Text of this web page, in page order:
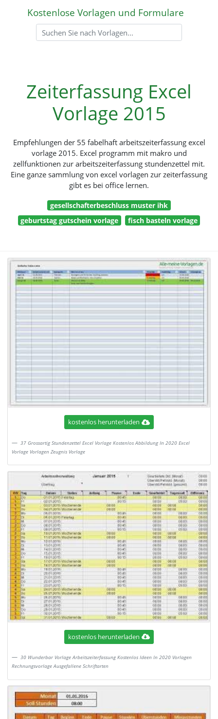
Kostenlose Vorlagen und Formulare
Zeiterfassung Excel
Vorlage 2015
Empfehlungen der 55 fabelhaft arbeitszeiterfassung excel
vorlage 2015. Excel programm mit makro und
zellfunktionen zur arbeitszeiterfassung stundenzettel mit.
Eine ganze sammlung von excel vorlagen zur zeiterfassung
gibt es bei office lernen.
gesellschafterbeschluss muster ihk
geburtstag gutschein vorlage
fisch basteln vorlage
kostenlos herunterladen
37 Grossartig Stundenzettel Excel Vorlage Kostenlos Abbildung In 2020 Excel
Vorlage Vorlagen Zeugnis Vorlage
kostenlos herunterladen
30 Wunderbar Vorlage Arbeitszeiterfassung Kostenlos Ideen In 2020 Vorlagen
Rechnungsvorlage Ausgefallene Schriftarten